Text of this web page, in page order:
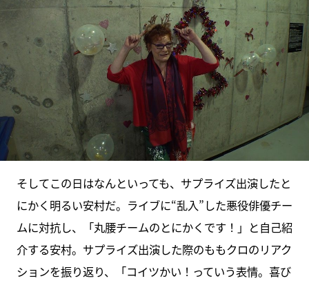
そしてこの日はなんといっても、サプライズ出演したと
にかく明るい安村だ。ライブに“乱入”した悪役俳優チー
ムに対抗し、「丸腰チームのとにかくです！」と自己紹
介する安村。サプライズ出演した際のももクロのリアク
ションを振り返り、「コイツかい！っていう表情。喜び